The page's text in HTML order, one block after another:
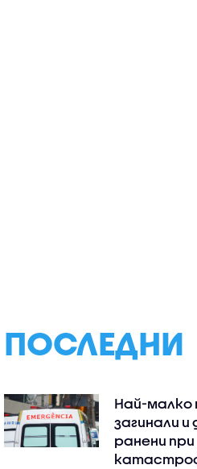
ПОСЛЕДНИ
Най-малко
загинали
ранени